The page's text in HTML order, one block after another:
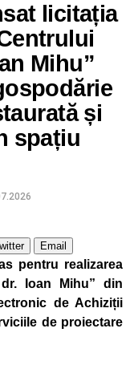
ca sursă
în meciurile de
FC Inter Sibiu 1-0
și la o expoziție din
„David Prodan”
prin
Email
licitația
Mihu”
și
spațiu
Email
pentru realizarea
Ioan Mihu” din
de Achiziții
de proiectare